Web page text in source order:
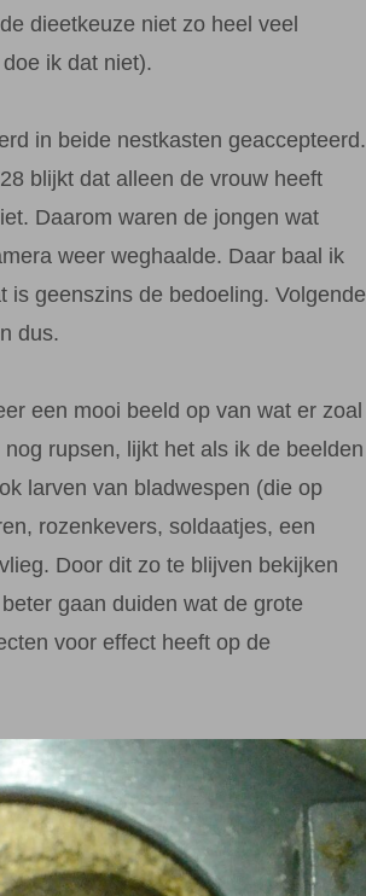
dieetkeuze niet zo heel veel
ik dat niet).
in beide nestkasten geaccepteerd.
blijkt dat alleen de vrouw heeft
Daarom waren de jongen wat
weer weghaalde. Daar baal ik
is geenszins de bedoeling. Volgende
dus.
een mooi beeld op van wat er zoal
rupsen, lijkt het als ik de beelden
larven van bladwespen (die op
rozenkevers, soldaatjes, een
Door dit zo te blijven bekijken
gaan duiden wat de grote
voor effect heeft op de